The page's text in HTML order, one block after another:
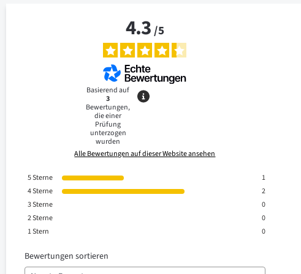
4.3/5
Basierend auf
3
Bewertungen,
die einer
Prüfung
unterzogen
wurden
Alle Bewertungen auf dieser Website ansehen
5Sterne
1
4Sterne
2
3Sterne
0
2Sterne
0
1Stern 0
Bewertungen sortieren